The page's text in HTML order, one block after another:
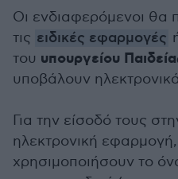
Οι ενδιαφερόμενοι θα
τις ειδικές εφαρμογές
του υπουργείου
υποβάλουν
Για την είσοδό τους
ηλεκτρονική εφαρμογή,
χρησιμοποιήσουν το